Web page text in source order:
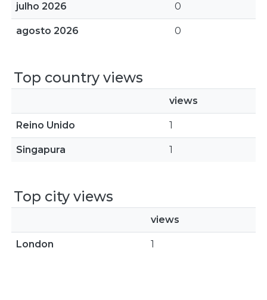
julho 2026 0
agosto 2026 0
Top country views
views
Reino Unido 1
Singapura 1
Top city views
views
London 1